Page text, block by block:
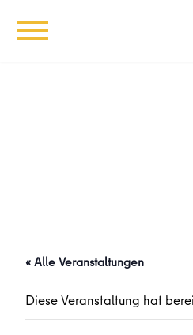
« Alle Veranstaltungen
Diese Veranstaltung hat